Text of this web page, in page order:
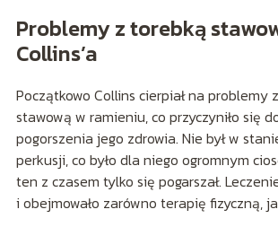
Problemy z torebką
Collins’a
Początkowo Collins cierpiał na problemy
stawową w ramieniu, co przyczyniło się
pogorszenia jego zdrowia. Nie był w
perkusji, co było dla niego ogromnym
ten z czasem tylko się pogarszał.
i obejmowało zarówno terapię fizyczną,